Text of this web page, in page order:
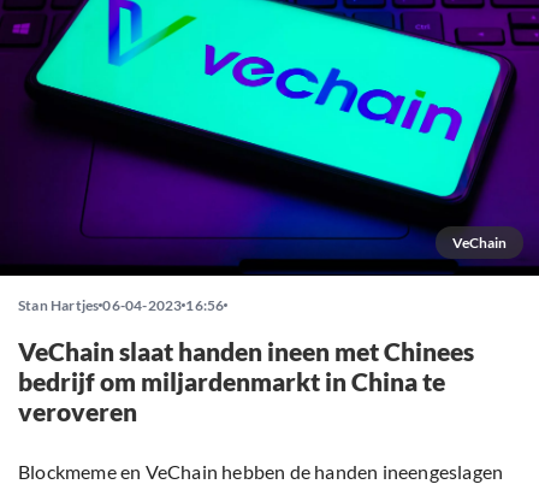
VeChain
Stan Hartjes 06-04-2023 16:56
VeChain slaat handen ineen met Chinees
bedrijf om miljardenmarkt in China te
veroveren
Blockmeme en VeChain hebben de handen ineengeslagen